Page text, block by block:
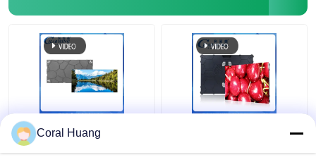
Kleine Pixel LED Display
P1.86 Fijne Pixel Pitch
Coral Huang